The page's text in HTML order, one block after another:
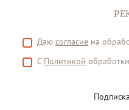
Даю согласие на
С Политикой